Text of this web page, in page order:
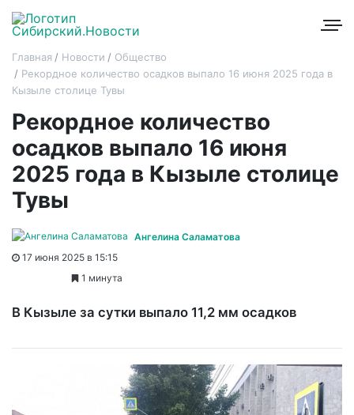
Главная Новости
Общество
Рекордное количество осадков выпало 16 июня 2025 года в
Кызыле столице Тувы
Рекордное количество
осадков выпало 16 июня
2025 года в Кызыле столице
Тувы
Ангелина Саламатова
17 июня 2025 в 15:15
1 минута
В Кызыле за сутки выпало 11,2 мм осадков